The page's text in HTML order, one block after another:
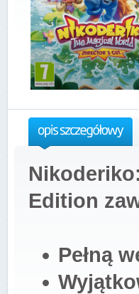
Edition
Pełną